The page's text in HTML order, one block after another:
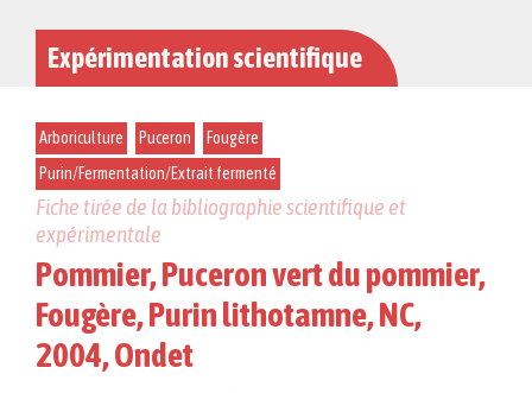
Expérimentation scientifique
Arboriculture Puceron
Fougère
Purin/Fermentation/Extrait fermenté
Fiche tirée de la bibliographie scientifique et
expérimentale
Pommier, Puceron vert du pommier,
Fougère, Purin lithotamne, NC,
2004, Ondet